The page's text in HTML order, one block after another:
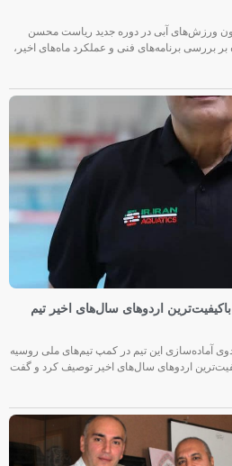
ورزش‌های آبی در دوره جدید ریاست محسن
بررسی برنامه‌های فنی و عملکرد ماه‌های اخیر،
اردوهای سال‌های اخیر تیم
آماده‌سازی این تیم در کمپ تیم‌های ملی روسیه
اردوهای سال‌های اخیر توصیف کرد و گفت